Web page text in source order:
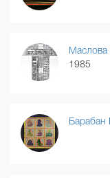
1985
Барабан